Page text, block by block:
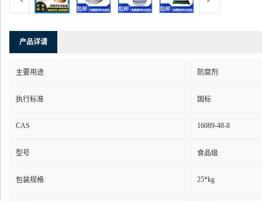
产品详请
主要用途 防腐剂
执行标准 国标
CAS 16089-48-8
型号 食品级
包装规格 25*kg